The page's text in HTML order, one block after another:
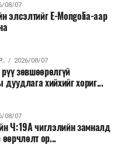
08/07
элсэлтийг E-Mongolia-аар
2026/08/07
зөвшөөрөлгүй
дуудлага хийхийг хориг...
08/07
Ч:19А чиглэлийн замналд
өөрчлөлт ор...